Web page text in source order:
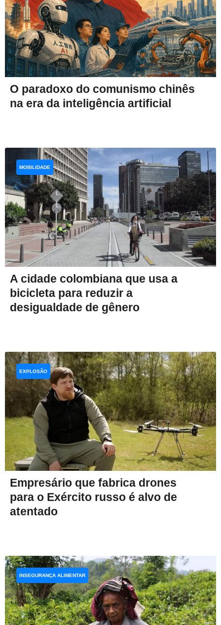
O paradoxo do comunismo chinês
na era da inteligência artificial
A cidade colombiana que usa a
bicicleta para reduzir a
desigualdade de gênero
MOBILIDADE
Empresário que fabrica drones
para o Exército russo é alvo de
atentado
EXPLOSÃO
INSEGURANÇA ALIMENTAR